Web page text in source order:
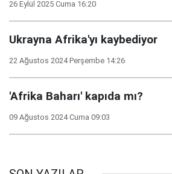
26 Eylül 2025 Cuma 16:20
Ukrayna Afrika'yı kaybediyor
22 Ağustos 2024 Perşembe 14:26
'Afrika Baharı' kapıda mı?
09 Ağustos 2024 Cuma 09:03